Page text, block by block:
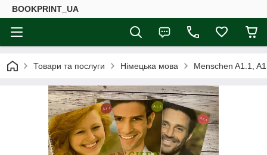
BOOKPRINT_UA
Товари та послуги Німецька мова Menschen A1.1,